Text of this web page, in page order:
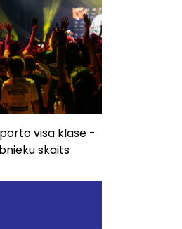
visa klase -
skaits